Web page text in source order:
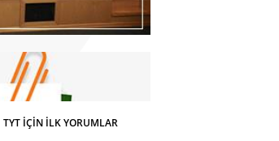
TYT İÇİN İLK YORUMLAR